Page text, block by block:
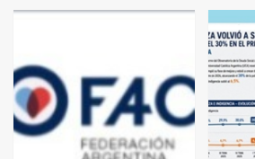
3
en la mañana del
4
Accidente en Ruta
joven de Trenque